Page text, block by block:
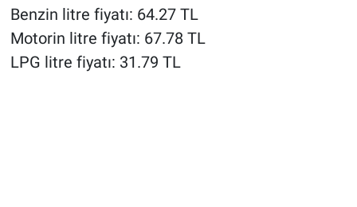
Benzin litre fiyatı: 64.27 TL
Motorin litre fiyatı: 67.78 TL
LPG litre fiyatı: 31.79 TL